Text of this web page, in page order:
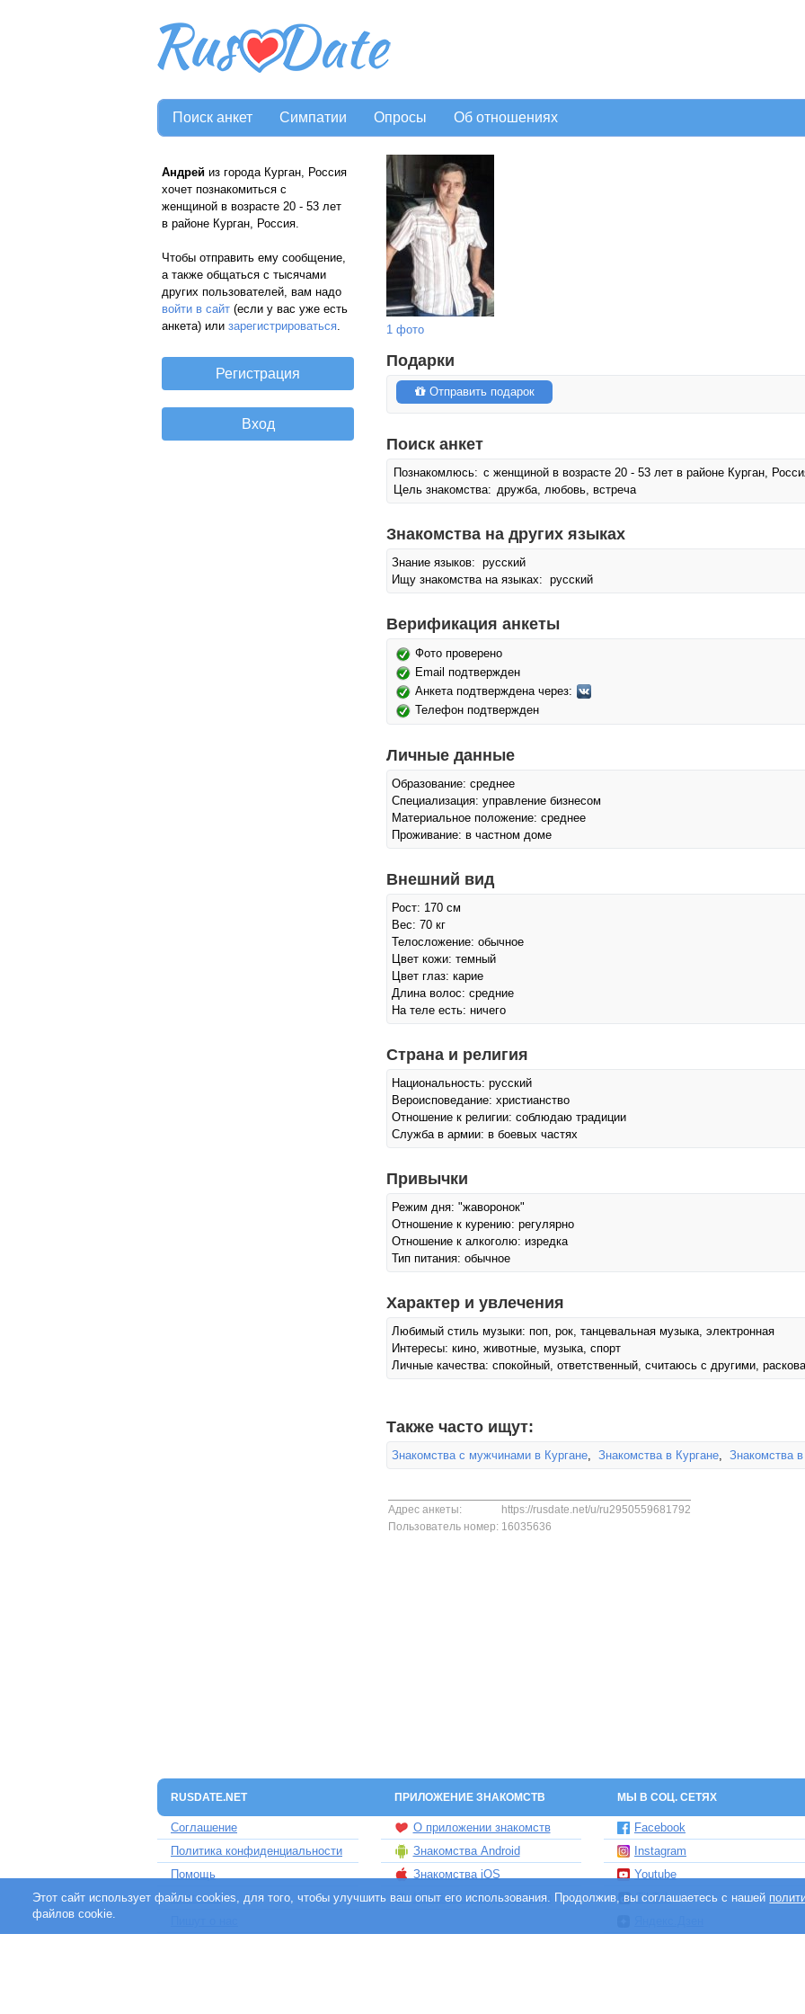
Поиск анкет Симпатии Опросы Об отношениях
Андрей из города Курган, Россия
хочет познакомиться с
женщиной в возрасте 20 - 53 лет
в районе Курган, Россия.
Чтобы отправить ему сообщение,
а также общаться с тысячами
других пользователей, вам надо
войти в сайт (если у вас уже есть
анкета) или зарегистрироваться. 1 фото
Подарки
Отправить подарок
Поиск анкет
Познакомлюсь: с женщиной в возрасте 20 - 53 лет в районе Курган,
Цель знакомства: дружба, любовь, встреча
Знакомства на других языках
Знание языков: русский
Ищу знакомства на языках: русский
Верификация анкеты
Фото проверено
Email подтвержден
Анкета подтверждена через:
Телефон подтвержден
Личные данные
Образование: среднее
Специализация: управление бизнесом
Материальное положение: среднее
Проживание: в частном доме
Внешний вид
Рост: 170 см
Вес: 70 кг
Телосложение: обычное
Цвет кожи: темный
Цвет глаз: карие
Длина волос: средние
На теле есть: ничего
Страна и религия
Национальность: русский
Вероисповедание: христианство
Отношение к религии: соблюдаю традиции
Служба в армии: в боевых частях
Привычки
Режим дня: "жаворонок"
Отношение к курению: регулярно
Отношение к алкоголю: изредка
Тип питания: обычное
Характер и увлечения
Любимый стиль музыки: поп, рок, танцевальная музыка, электронная
Интересы: кино, животные, музыка, спорт
Личные качества: спокойный, ответственный, считаюсь с другими,
Также часто ищут:
Знакомства с мужчинами в Кургане, Знакомства в Кургане, Знакомства
Адрес анкеты:
https://rusdate.net/u/ru2950559681792
Пользователь номер: 16035636
RUSDATE.NET ПРИЛОЖЕНИЕ ЗНАКОМСТВ МЫ В СОЦ. СЕТЯХ
Соглашение
Политика конфиденциальности
Помощь
Контакты
О приложении знакомств
Знакомства Android
Знакомства iOS
Чат бот знакомств Елена
Facebook
Instagram
Youtube
TikTok
Этот сайт использует файлы cookies, для того, чтобы улучшить ваш опыт его использования. Продолжив, вы соглашаетесь с нашей
файлов cookie.